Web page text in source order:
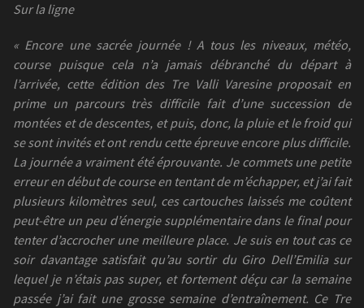
Sur la ligne
« Encore une sacrée journée ! A tous les niveaux, météo,
course puisque cela n’a jamais débranché du départ à
l’arrivée, cette édition des Tre Valli Varesine proposait en
prime un parcours très difficile fait d’une succession de
montées et de descentes, et puis, donc, la pluie et le froid qui
se sont invités et ont rendu cette épreuve encore plus difficile.
La journée a vraiment été éprouvante. Je commets une petite
erreur en début de course en tentant de m’échapper, et j’ai fait
plusieurs kilomètres seul, ces cartouches laissés me coûtent
peut-être un peu d’énergie supplémentaire dans le final pour
tenter d’accrocher une meilleure place. Je suis en tout cas ce
soir davantage satisfait qu’au sortir du Giro Dell’Emilia sur
lequel je n’étais pas super, et fortement déçu car la semaine
passée j’ai fait une grosse semaine d’entraînement. Ce Tre